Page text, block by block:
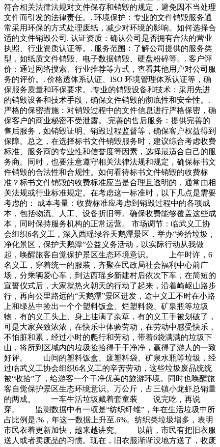
符合相关法律法规对文件保存和销毁的规定，避免因不当处理
文件而引发的法律责任。. 环境保护：专业的文件销毁服务通
常采用环保的方式处理废纸，减少对环境的影响。如何选择合
适的文件销毁公司. 认证资质：确认公司是否拥有合法的营业
执照、行业资质认证等。. 服务范围：了解公司提供的服务类
型，如纸质文件销毁、电子数据销毁、硬盘粉碎等。. 客户评
价：通过网络搜索、行业推荐等方式，查看其他用户对公司服
务的评价。. 价格透体系认证、ISO 环境管理体系认证等，确
保服务质量和环保要求。.专业的销毁设备和技术：采用先进
的销毁设备和技术手段，确保文件销毁的彻底性和安全性。.
严格的保密措施：对销毁过程中的文件信息进行严格保密，确
保客户的商业秘密不受泄露。.完善的售后服务：提供完善的
售后服务，如销毁证明、销毁过程监督等，确保客户权益得到
保障。总之，在选择标书文件销毁服务时，建议综合考虑收费
标准、服务商的专业性和信誉度等因素，选择最适合自己的服
务商。同时，也要注意遵守相关法律法规和规定，确保标书文
件销毁的合法性和合规性。如何看待标书文件销毁的收费标
准？标书文件销毁的收费标准应当是合理且透明的，通常由相
关法规或行业标准规定。在考虑这一标准时，以下几点是需要
考虑的： 成本考量：收费标准应考虑到销毁过程中的各项成
本，包括物流、人工、设备折旧等。确保收费能够覆盖这些成
本，同时保持服务机构的正常运营。 市场调节：临武义工协
会组织6名义工，深入西瑶绿谷天鹅潭景区，举办“捡拾垃圾，
净化景区，保护天鹅潭”公益义务活动，以实际行动从我做
起，唤醒旅客自觉保护景区生态环境意识。 上午时许，6
名义工，穿着统一的服装，齐聚在民政局社会福利中心前广
场，分乘辆爱心车，到达西瑶乡新建村后依次下车，在简短的
宣誓仪式后，大家就热火朝天的行动了起来，沿着崎岖山路步
行，再向公里路远的“天鹅潭”景区进发，途中义工不时在小路
上和绿丛中捡出一个个塑料饭盒、烂塑料袋、矿泉瓶等垃圾
物，有的义工头上、身上挂满了杂草，有的义工手被划破了，
可是大家兴致浓浓，在快乐中体验劳动，在劳动中感受快乐，
不怕脏和累，经过小时的爬行和劳动，带着6袋满满的垃圾下
山，将所到区域内的垃圾捡拾得干干净净，赢得了游人的一致
好评。 山间的塑料饭盒、废塑料袋、矿泉水瓶等垃圾，经
过临武义工协会组织6名义工的辛苦劳动，这些垃圾废品统统
被“收拾”了，给游客一个干净优美的旅游环境。同时也唤醒旅
客自觉保护景区生态环境意识。万公斤，占三镇小龙虾总销量
的两成。 一车生活垃圾藏着套童装 说完吃，再说
穿。 监测数据中有一项是“纺织纤维”，年在生活垃圾中所
占比例是.%，年这一数据上升至.6%。纺织类垃圾增多，表明
市民衣着更新加快，越来越讲究。 以前，市民有把旧衣服
送人或者卖废品的习惯。现在，旧衣服渐渐没地方送了，收废